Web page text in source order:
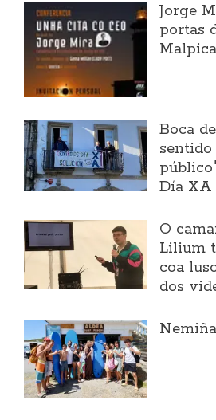
Jorge
portas
Boca
sentido
Día XA
O
Lilium
coa
dos